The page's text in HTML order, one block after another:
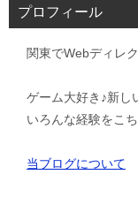
プロフィール
関東でWebディレ
ゲーム大好き♪新し
いろんな経験をこ
当ブログについて